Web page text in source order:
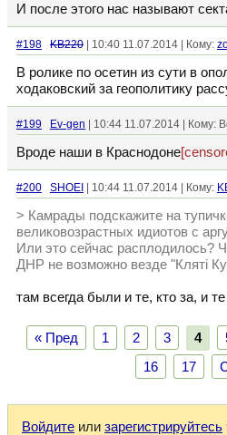
И после этого нас называют
#198 KB220 | 10:40 11.07.2014 | Кому:
В ролике по осетин из сути в
ходаковский за геополитику
#199 Ev-gen | 10:44 11.07.2014 | Кому:
Вроде наши в Краснодоне
#200 SHOEI | 10:44 11.07.2014 | Кому:
> Камрады подскажите на
великовозрастных идиотов с
Или это сейчас расплодилось?
ДНР не возможно везде "Кляті
там всегда были и те, кто за, и
« Пред 1 2 3 4
16
17
Войдите или зарегистрируйтесь